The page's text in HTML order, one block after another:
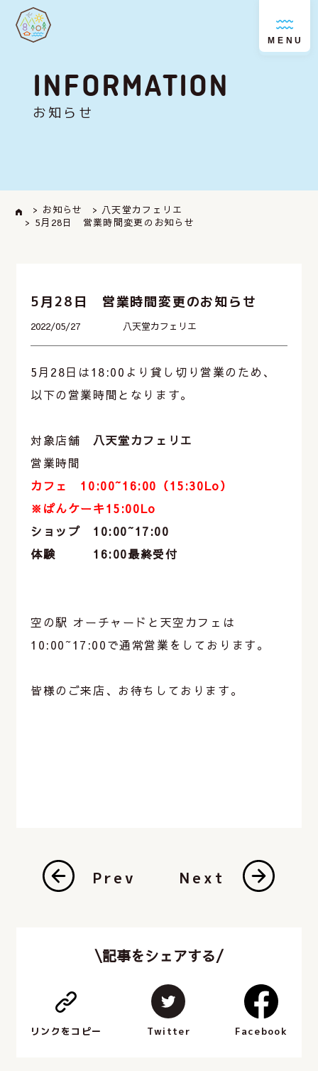
MENU
INFORMATION
お知らせ
> お知らせ
> 八天堂カフェリエ
> 5月28日 営業時間変更のお知らせ
5月28日 営業時間変更のお知らせ
2022/05/27 八天堂カフェリエ
5月28日は18:00より貸し切り営業のため、
以下の営業時間となります。
対象店舗 八天堂カフェリエ
営業時間
カフェ 10:00~16:00（15:30Lo）
※ぱんケーキ15:00Lo
ショップ 10:00~17:00
体験 16:00最終受付
空の駅 オーチャードと天空カフェは
10:00~17:00で通常営業をしております。
皆様のご来店、お待ちしております。
Prev Next
\記事をシェアする/
リンクをコピー Twitter Facebook